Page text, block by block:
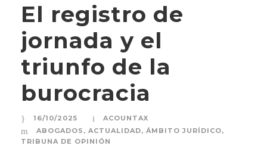
El registro de
jornada y el
triunfo de la
burocracia
16/10/2025
ACOUNTAX
ABOGADOS , ACTUALIDAD, ÁMBITO JURÍDICO,
TRIBUNA DE OPINIÓN